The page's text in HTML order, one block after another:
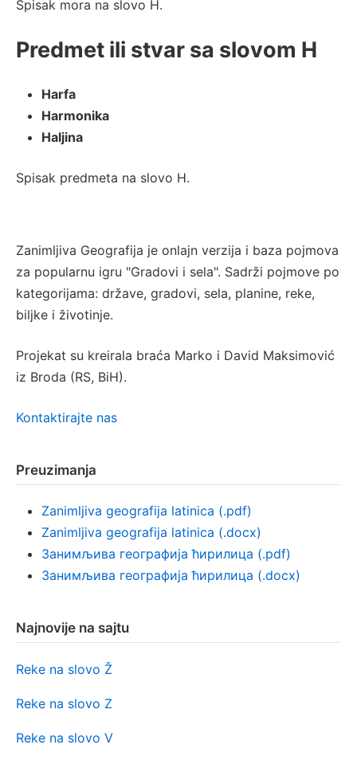
Spisak mora na slovo H.
Predmet ili stvar sa slovom H
Harfa
Harmonika
Haljina
Spisak predmeta na slovo H.
Zanimljiva Geografija je onlajn verzija i baza pojmova
za popularnu igru "Gradovi i sela". Sadrži pojmove po
kategorijama: države, gradovi, sela, planine, reke,
biljke i životinje.
Projekat su kreirala braća Marko i David Maksimović
iz Broda (RS, BiH).
Kontaktirajte nas
Preuzimanja
Zanimljiva geografija latinica (.pdf)
Zanimljiva geografija latinica (.docx)
Занимљива географија ћирилица (.pdf)
Занимљива географија ћирилица (.docx)
Najnovije na sajtu
Reke na slovo Ž
Reke na slovo Z
Reke na slovo V